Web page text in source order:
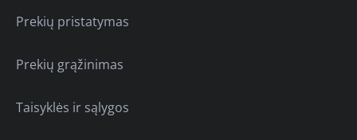
Prekių pristatymas
Prekių grąžinimas
Taisyklės ir sąlygos